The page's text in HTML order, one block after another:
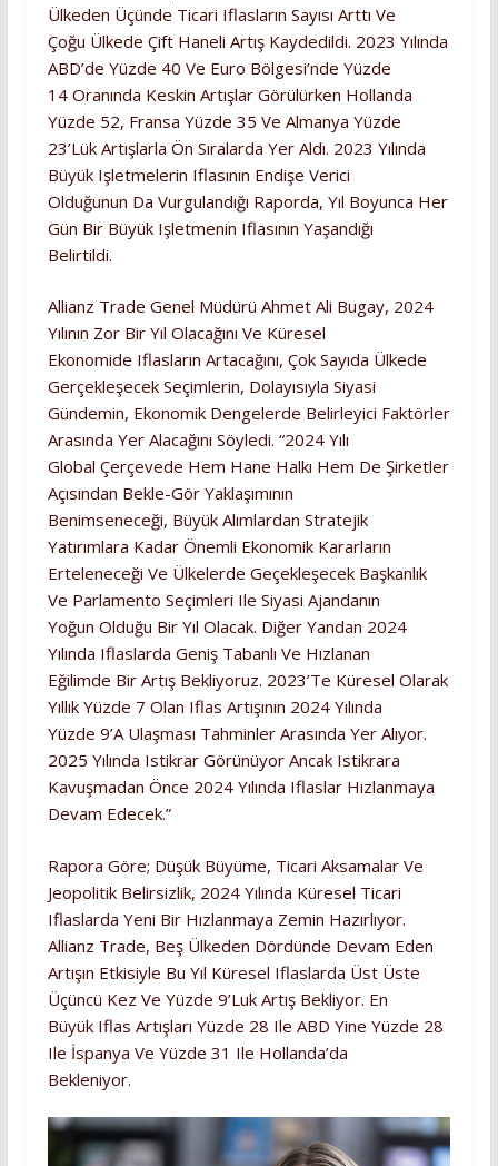
Ülkeden Üçünde Ticari Iflasların Sayısı Arttı Ve
Çoğu Ülkede Çift Haneli Artış Kaydedildi. 2023 Yılında
ABD’de Yüzde 40 Ve Euro Bölgesi’nde Yüzde
14 Oranında Keskin Artışlar Görülürken Hollanda
Yüzde 52, Fransa Yüzde 35 Ve Almanya Yüzde
23’lük Artışlarla Ön Sıralarda Yer Aldı. 2023 Yılında
Büyük Işletmelerin Iflasının Endişe Verici
Olduğunun Da Vurgulandığı Raporda, Yıl Boyunca Her
Gün Bir Büyük Işletmenin Iflasının Yaşandığı
Belirtildi.
Allianz Trade Genel Müdürü Ahmet Ali Bugay, 2024
Yılının Zor Bir Yıl Olacağını Ve Küresel
Ekonomide Iflasların Artacağını, Çok Sayıda Ülkede
Gerçekleşecek Seçimlerin, Dolayısıyla Siyasi
Gündemin, Ekonomik Dengelerde Belirleyici Faktörler
Arasında Yer Alacağını Söyledi. “2024 Yılı
Global Çerçevede Hem Hane Halkı Hem De Şirketler
Açısından Bekle-Gör Yaklaşımının
Benimseneceği, Büyük Alımlardan Stratejik
Yatırımlara Kadar Önemli Ekonomik Kararların
Erteleneceği Ve Ülkelerde Geçekleşecek Başkanlık
Ve Parlamento Seçimleri Ile Siyasi Ajandanın
Yoğun Olduğu Bir Yıl Olacak. Diğer Yandan 2024
Yılında Iflaslarda Geniş Tabanlı Ve Hızlanan
Eğilimde Bir Artış Bekliyoruz. 2023’te Küresel Olarak
Yıllık Yüzde 7 Olan Iflas Artışının 2024 Yılında
Yüzde 9’a Ulaşması Tahminler Arasında Yer Alıyor.
2025 Yılında Istikrar Görünüyor Ancak Istikrara
Kavuşmadan Önce 2024 Yılında Iflaslar Hızlanmaya
Devam Edecek.”
Rapora Göre; Düşük Büyüme, Ticari Aksamalar Ve
Jeopolitik Belirsizlik, 2024 Yılında Küresel Ticari
Iflaslarda Yeni Bir Hızlanmaya Zemin Hazırlıyor.
Allianz Trade, Beş Ülkeden Dördünde Devam Eden
Artışın Etkisiyle Bu Yıl Küresel Iflaslarda Üst Üste
Üçüncü Kez Ve Yüzde 9’luk Artış Bekliyor. En
Büyük Iflas Artışları Yüzde 28 Ile ABD Yine Yüzde 28
Ile İspanya Ve Yüzde 31 Ile Hollanda’da
Bekleniyor.